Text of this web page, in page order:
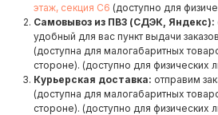
этаж, секция С6 (доступно для
Самовывоз из ПВЗ (СДЭК, Яндекс):
удобный для вас пункт выдачи заказов
(доступна для малогабаритных
стороне). (доступно для физических
Курьерская доставка: отправим
(доступна для малогабаритных
стороне). (доступно для физических